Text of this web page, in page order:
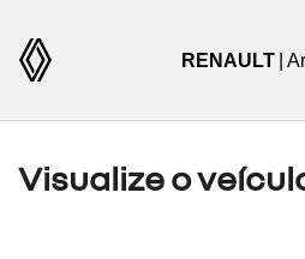
RENAULT |
Visualize o